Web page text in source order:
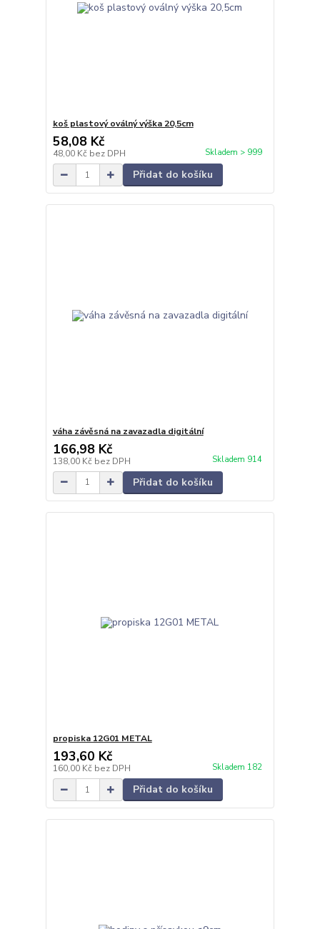
koš plastový oválný výška 20,5cm
58,08 Kč
48,00 Kč bez DPH Skladem > 999
Přidat do košíku
váha závěsná na zavazadla digitální
166,98 Kč
138,00 Kč bez DPH Skladem 914
Přidat do košíku
propiska 12G01 METAL
193,60 Kč
160,00 Kč bez DPH Skladem 182
Přidat do košíku